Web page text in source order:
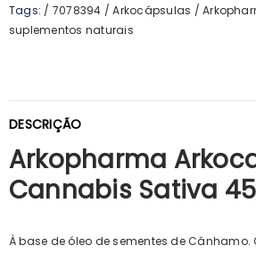
Tags: / 7078394 / Arkocápsulas /
suplementos naturais
DESCRIÇÃO
Arkopharma
Cannabis Sativa
À base de óleo de sementes de Cânhamo.